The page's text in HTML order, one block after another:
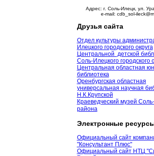
Адрес: г. Соль-Илецк, ул.
e-mail: cdb_sol-
Друзья сайта
Отдел культуры
Илецкого городского округа
Центральной детской
Соль-Илецкого городского
Центральная областная
библиотека
Оренбургская областная
универсальная научная
Н.К.Крупской
Краеведческий музей
района
Электронные
Официальный сайт
"Консультант Плюс"
Официальный сайт НТЦ